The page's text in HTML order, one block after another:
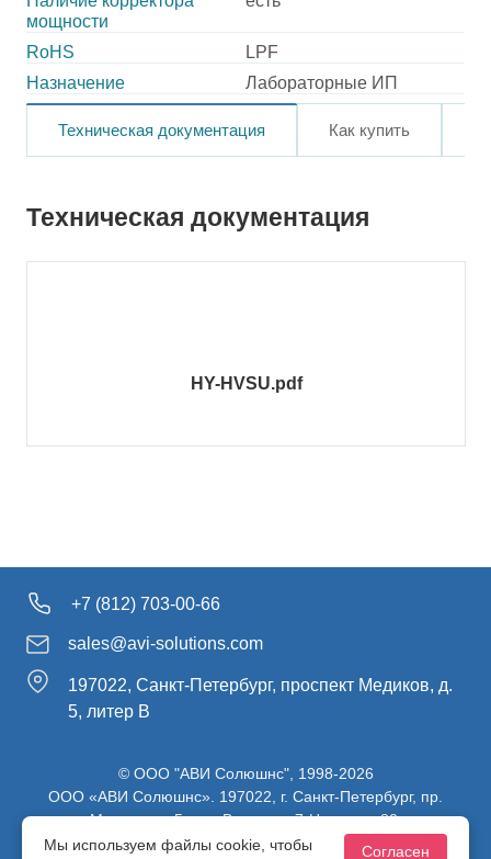
мощности
RoHS
LPF
Назначение
Лабораторные ИП
Техническая документация Как купить
Техническая документация
HY-HVSU.pdf
+7 (812) 703-00-66
sales@avi-solutions.com
197022, Санкт-Петербург, проспект Медиков, д.
5, литер В
© ООО "АВИ Солюшнс", 1998-2026
ООО «АВИ Солюшнс». 197022, г. Санкт-Петербург, пр.
Медиков, д.5, лит. В, ч. пом. 7-Н, ч. ком. 82.
ИНН 7813470830 / КПП 781301001 / ОГРН 1107847137980
Мы используем файлы cookie, чтобы Согласен